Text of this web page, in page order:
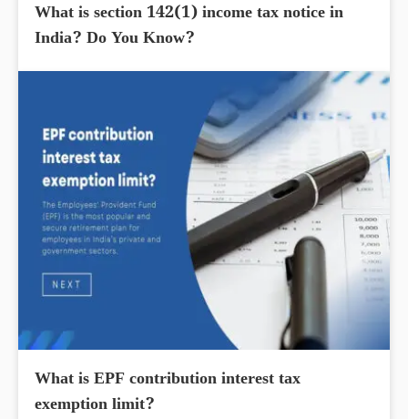
What is section 142(1) income tax notice in
India? Do You Know?
What is EPF contribution interest tax
exemption limit?